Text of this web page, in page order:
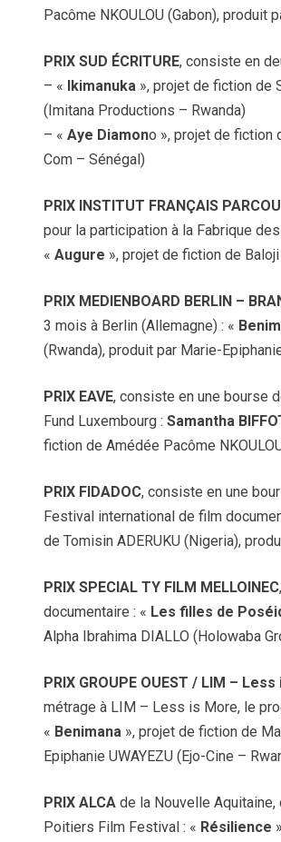
Pacôme NKOULOU (Gabon), produit
PRIX SUD ÉCRITURE, consiste en
– « Ikimanuka », projet de fiction de
(Imitana Productions – Rwanda)
– « Aye Diamono », projet de fiction
Com – Sénégal)
PRIX INSTITUT FRANÇAIS
pour la participation à la Fabrique
« Augure », projet de fiction de
PRIX MEDIENBOARD BERLIN –
3 mois à Berlin (Allemagne) : «
(Rwanda), produit par Marie-
PRIX EAVE, consiste en une bourse
Fund Luxembourg : Samantha
fiction de Amédée Pacôme
PRIX FIDADOC, consiste en une
Festival international de film
de Tomisin ADERUKU (Nigeria),
PRIX SPECIAL TY FILM MELLOINEC
documentaire : « Les filles de
Alpha Ibrahima DIALLO (Holowaba
PRIX GROUPE OUEST / LIM –
métrage à LIM – Less is More, le
« Benimana », projet de fiction de
Epiphanie UWAYEZU (Ejo-Cine –
PRIX ALCA de la Nouvelle
Poitiers Film Festival : « Résilience